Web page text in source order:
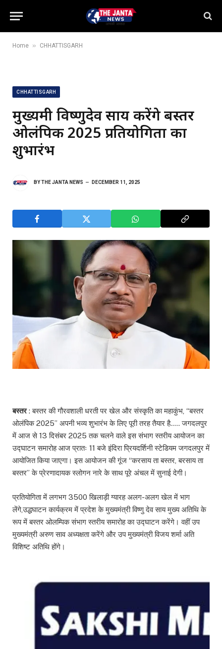
Home » CHHATTISGARH
CHHATTISGARH
मुख्यमंत्री विष्णुदेव साय करेंगे बस्तर
ओलंपिक 2025 प्रतियोगिता का
शुभारंभ
BYTHE JANTA NEWS DECEMBER 11, 2025
बस्तर: बस्तर की गौरवशाली धरती पर खेल और संस्कृति का महाकुंभ, “बस्तर
ओलंपिक 2025” अपनी भव्य शुभारंभ के लिए पूरी तरह तैयार है….. जगदलपुर
में आज से 13 दिसंबर 2025 तक चलने वाले इस संभाग स्तरीय आयोजन का
उद्घाटन समारोह आज प्रातः 11 बजे इंदिरा प्रियदर्शिनी स्टेडियम जगदलपुर में
आयोजित किया जाएगा। इस आयोजन की गूंज “करसाय ता बस्तर, बरसाय ता
बस्तर” के प्रेरणादायक स्लोगन नारे के साथ पूरे अंचल में सुनाई देगी।
प्रतियोगिता में लगभग 3500 खिलाड़ी ग्यारह अलग-अलग खेल में भाग
लेंगे,उद्धघाटन कार्यक्रम में प्रदेश के मुख्यमंत्री विष्णु देव साय मुख्य अतिथि के
रूप में बस्तर ओलम्पिक संभाग स्तरीय समारोह का उद्घाटन करेंगे। वहीं उप
मुख्यमंत्री अरुण साव अध्यक्षता करेंगे और उप मुख्यमंत्री विजय शर्मा अति
विशिष्ट अतिथि होंगे।